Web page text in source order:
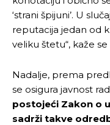
‘strani špijuni’. U
reputacija jedan od
veliku štetu“, kaže se
Nadalje, prema
se osigura javnost
postojeći Zakon o
sadrži takve